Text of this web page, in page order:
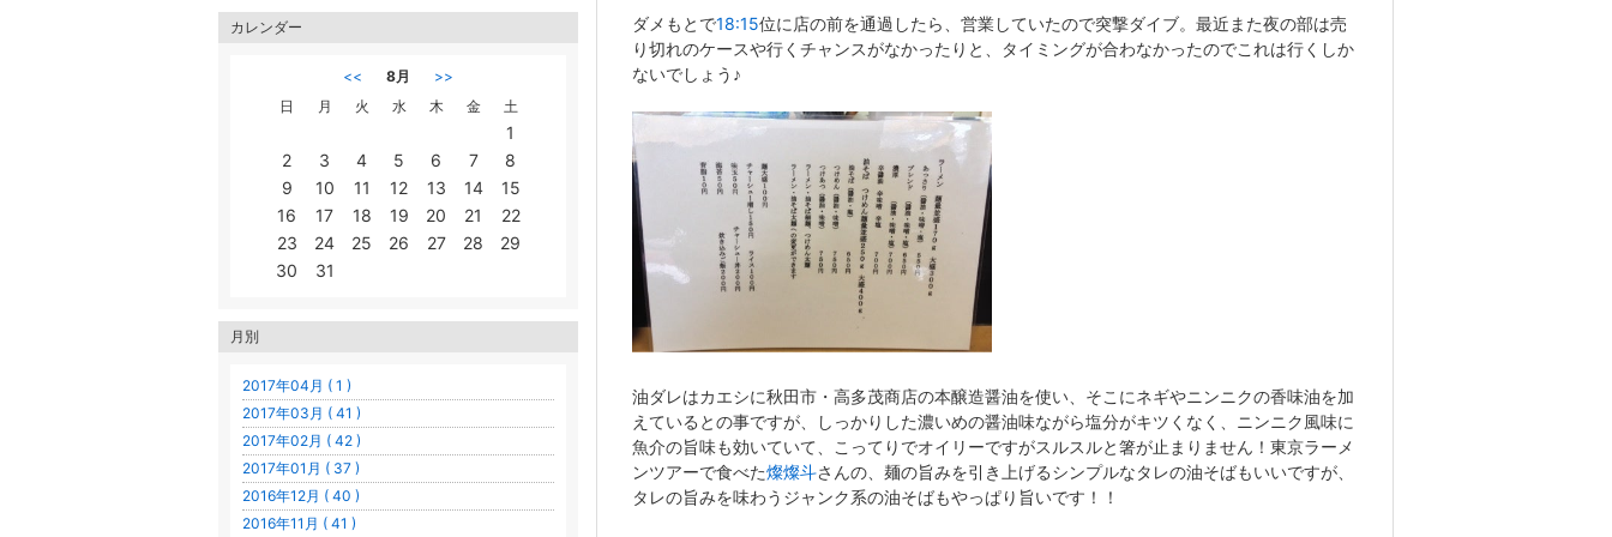
ダメもとで18:15位に店の前を通過したら、営業していたので突撃ダイブ。最近また夜の部は売
り切れのケースや行くチャンスがなかったりと、タイミングが合わなかったのでこれは行くしか
ないでしょう♪
油ダレはカエシに秋田市・高多茂商店の本醸造醤油を使い、そこにネギやニンニクの香味油を加
えているとの事ですが、しっかりした濃いめの醤油味ながら塩分がキツくなく、ニンニク風味に
魚介の旨味も効いていて、こってりでオイリーですがスルスルと箸が止まりません！東京ラーメ
ンツアーで食べた燦燦斗さんの、麺の旨みを引き上げるシンプルなタレの油そばもいいですが、
タレの旨みを味わうジャンク系の油そばもやっぱり旨いです！！
カレンダー
<< 8月
>>
日
月 火 水 木 金 土
1
2
3 4 5 6 7
8
9
10 11 12 13 14
15
16
17 18 19 20 21
22
23
24 25 26 27 28
29
30
31
月別
2017年04月 ( 1 )
2017年03月 ( 41 )
2017年02月 ( 42 )
2017年01月 ( 37 )
2016年12月 ( 40 )
2016年11月 ( 41 )